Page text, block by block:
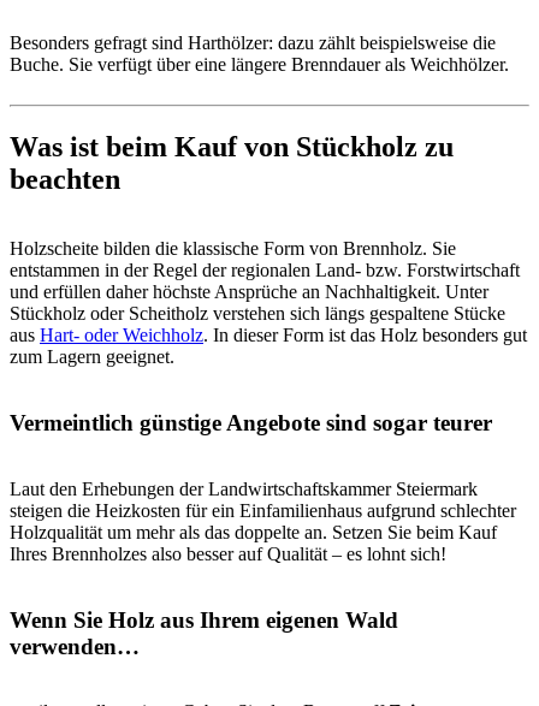
Besonders gefragt sind Harthölzer: dazu zählt beispielsweise die
Buche. Sie verfügt über eine längere Brenndauer als Weichhölzer.
Was ist beim Kauf von Stückholz zu
beachten
Holzscheite bilden die klassische Form von Brennholz. Sie
entstammen in der Regel der regionalen Land- bzw. Forstwirtschaft
und erfüllen daher höchste Ansprüche an Nachhaltigkeit. Unter
Stückholz oder Scheitholz verstehen sich längs gespaltene Stücke
aus Hart- oder Weichholz. In dieser Form ist das Holz besonders gut
zum Lagern geeignet.
Vermeintlich günstige Angebote sind sogar teurer
Laut den Erhebungen der Landwirtschaftskammer Steiermark
steigen die Heizkosten für ein Einfamilienhaus aufgrund schlechter
Holzqualität um mehr als das doppelte an. Setzen Sie beim Kauf
Ihres Brennholzes also besser auf Qualität – es lohnt sich!
Wenn Sie Holz aus Ihrem eigenen Wald
verwenden…